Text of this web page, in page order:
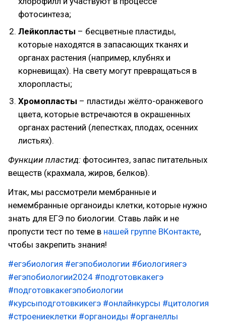
фотосинтеза;
Лейкопласты – бесцветные пластиды,
которые находятся в запасающих тканях и
органах растения (например, клубнях и
корневищах). На свету могут превращаться в
хлоропласты;
Хромопласты – пластиды жёлто-оранжевого
цвета, которые встречаются в окрашенных
органах растений (лепестках, плодах, осенних
листьях).
Функции пластид: фотосинтез, запас питательных
веществ (крахмала, жиров, белков).
Итак, мы рассмотрели мембранные и
немембранные органоиды клетки, которые нужно
знать для ЕГЭ по биологии. Ставь лайк и не
пропусти тест по теме в нашей группе ВКонтакте,
чтобы закрепить знания!
#егэбиология #егэпобиологии #биологияегэ
#егэпобиологии2024 #подготовкакегэ
#подготовкакегэпобиологии
#курсыподготовкикегэ #онлайнкурсы #цитология
#строениеклетки #органоиды #органеллы